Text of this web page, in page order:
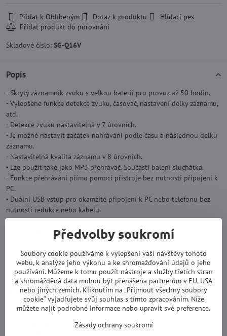
Přidat k Oblíbeným Dotaz k produktu Hlídací pes
Skladové číslo: SG-Q16V
Popis
- Skrytý záznamník zvuku s velkou baterií pro provoz až 50 hodin.
- Vylepšené funkce detekce zvuku, časovač, nastavení délky záznamu,
atd.
- Detekce zvuku nastavitelná v 7 úrovních.
- Je možné nastavit začátek nahrávání podle času a následnou delku
záznamu.
- Nastavitelná kvalita záznamu v 8 úrovních.
- Lze použít také jako MP3 přehrávač. Součástí balení sluchátka.
- Funkce přehrávání přímo pomocí přístroje bez nutnosti připojení k
PC.
- Duální USB vstup pro okamžité připojení k PC nebo telefonu bez
nutnosti redukce nebo kabelu.
- Provoz 50 hodin při stálém záznamu.
- Jednoduché ovládání, nahrávání jedním tlačítkem. Ihned připraveno
- Záznam na vnitřní paměť 4Gb.
- Datum a čas u záznamu.
- Součástí balení klips pro uchycení.
Technické informace:
Funkce: Nahrávání, MP3 přehrávač, detekce zvuku, časovač.
Pamět: 4Gb vnitřní (48 hodin záznamů v největší kvalitě)
Provoz na baterii: 50 hodin
Předvolby soukromí
Soubory cookie používáme k vylepšení vaší návštěvy tohoto
webu, k analýze jeho výkonu a ke shromažďování údajů o jeho
používání. Můžeme k tomu použít nástroje a služby třetích stran
a shromážděná data mohou být přenášena partnerům v EU, USA
nebo jiných zemích. Kliknutím na „Přijmout všechny soubory
cookie“ vyjadřujete svůj souhlas s tímto zpracováním. Níže
můžete najít podrobné informace nebo upravit své preference.
Zásady ochrany soukromí